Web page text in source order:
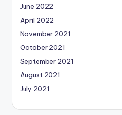
June 2022
April 2022
November 2021
October 2021
September 2021
August 2021
July 2021